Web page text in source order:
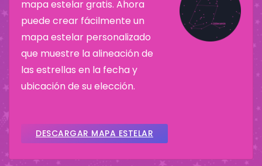
mapa estelar gratis. Ahora
puede crear fácilmente un
mapa estelar personalizado
que muestre la alineación de
las estrellas en la fecha y
ubicación de su elección.
DESCARGAR MAPA ESTELAR